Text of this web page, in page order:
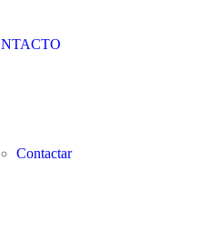
Contactar